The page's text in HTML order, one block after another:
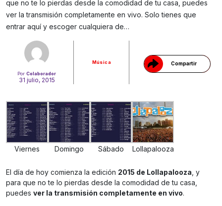
PorColaborador
31 julio, 2015
Música Compartir
Gracias!
que no te lo pierdas desde la comodidad de tu casa, puedes
ver la transmisión completamente en vivo. Solo tienes que
entrar aquí y escoger cualquiera de…
Viernes Domingo Sábado Lollapalooza
El día de hoy comienza la edición 2015 de Lollapalooza , y
para que no te lo pierdas desde la comodidad de tu casa,
puedes ver la transmisión completamente en vivo.